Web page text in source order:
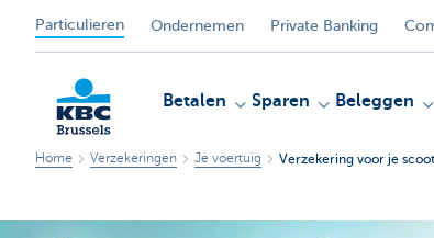
Particulieren Ondernemen Private Banking
KBC
Betalen Sparen Beleggen
Home Verzekeringen Je voertuig Verzekering voor je